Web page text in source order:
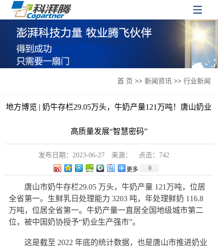
首 页 >> 新闻资讯 >> 行业新闻
地方博览 | 奶牛存栏29.05万头，牛奶产量121万吨！唐山奶业
高质量发展“智慧密码”
发布日期：2023-06-27 来源： 点击： 742
更多 0
唐山市奶牛存栏29.05 万头，牛奶产量 121万吨，位居
全省第一。生鲜乳日处理能力 3203 吨，年处理鲜奶 116.8
万吨，位居全省第一。牛奶产量一直居全国地级城市第二
位，被中国奶协授予“奶业生产强市”。
这是截至 2022 年底的统计数据，也是唐山市推进奶业